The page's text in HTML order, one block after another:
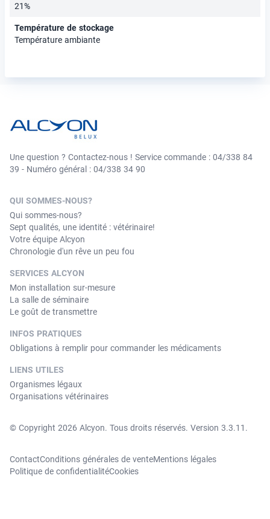
21%
Température de stockage
Température ambiante
Une question ? Contactez-nous ! Service commande : 04/338 84
39 - Numéro général : 04/338 34 90
QUI SOMMES-NOUS?
Qui sommes-nous?
Sept qualités, une identité : vétérinaire!
Votre équipe Alcyon
Chronologie d'un rêve un peu fou
SERVICES ALCYON
Mon installation sur-mesure
La salle de séminaire
Le goût de transmettre
INFOS PRATIQUES
Obligations à remplir pour commander les médicaments
LIENS UTILES
Organismes légaux
Organisations vétérinaires
© Copyright 2026 Alcyon. Tous droits réservés. Version 3.3.11.
ContactConditions générales de venteMentions légales
Politique de confidentialitéCookies